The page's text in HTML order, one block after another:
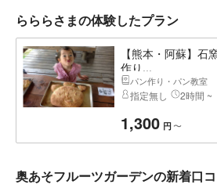
らららさまの体験したプラン
【熊本・阿蘇】石
作り...
パン作り・パン教室
指定無し 2時間 ~
1,300 円 〜
奥あそフルーツガーデンの新着口コ